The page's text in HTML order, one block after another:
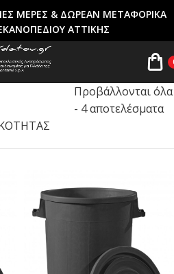
ΜΕΡΕΣ & ΔΩΡΕΑΝ ΜΕΤΑΦΟΡΙΚΑ
ΑΤΤΙΚΗΣ
Προβάλλονται όλα
- 4 αποτελέσματα